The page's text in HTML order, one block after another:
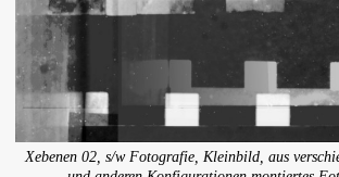
Xebenen 02, s/w Fotografie, Kleinbild, aus